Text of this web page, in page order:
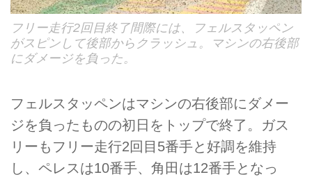
フリー走行2回目終了間際には、フェルスタッペン
がスピンして後部からクラッシュ。マシンの右後部
にダメージを負った。
フェルスタッペンはマシンの右後部にダメー
ジを負ったものの初日をトップで終了。ガス
リーもフリー走行2回目5番手と好調を維持
し、ペレスは10番手、角田は12番手となっ